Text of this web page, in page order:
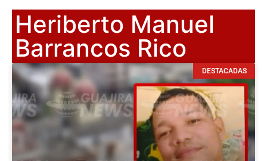
Heriberto Manuel
Barrancos Rico
DESTACADAS